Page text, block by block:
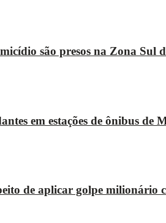
são presos na Zona Sul
em estações de ônibus de
de aplicar golpe milionário